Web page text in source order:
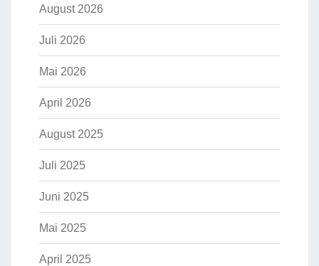
August 2026
Juli 2026
Mai 2026
April 2026
August 2025
Juli 2025
Juni 2025
Mai 2025
April 2025